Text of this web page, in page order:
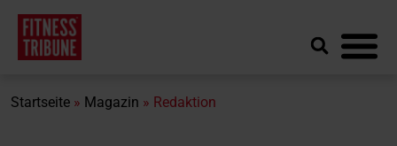
Startseite » Magazin » Redaktion